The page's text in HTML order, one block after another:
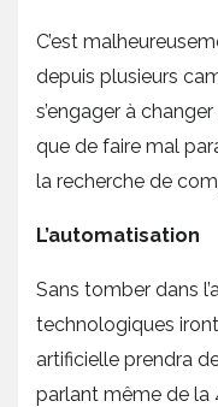
C’est
depuis plusieurs
s’engager à
que de faire mal
la recherche de
L’automatisation
Sans tomber dans
technologiques iront
artificielle prendra
parlant même de la